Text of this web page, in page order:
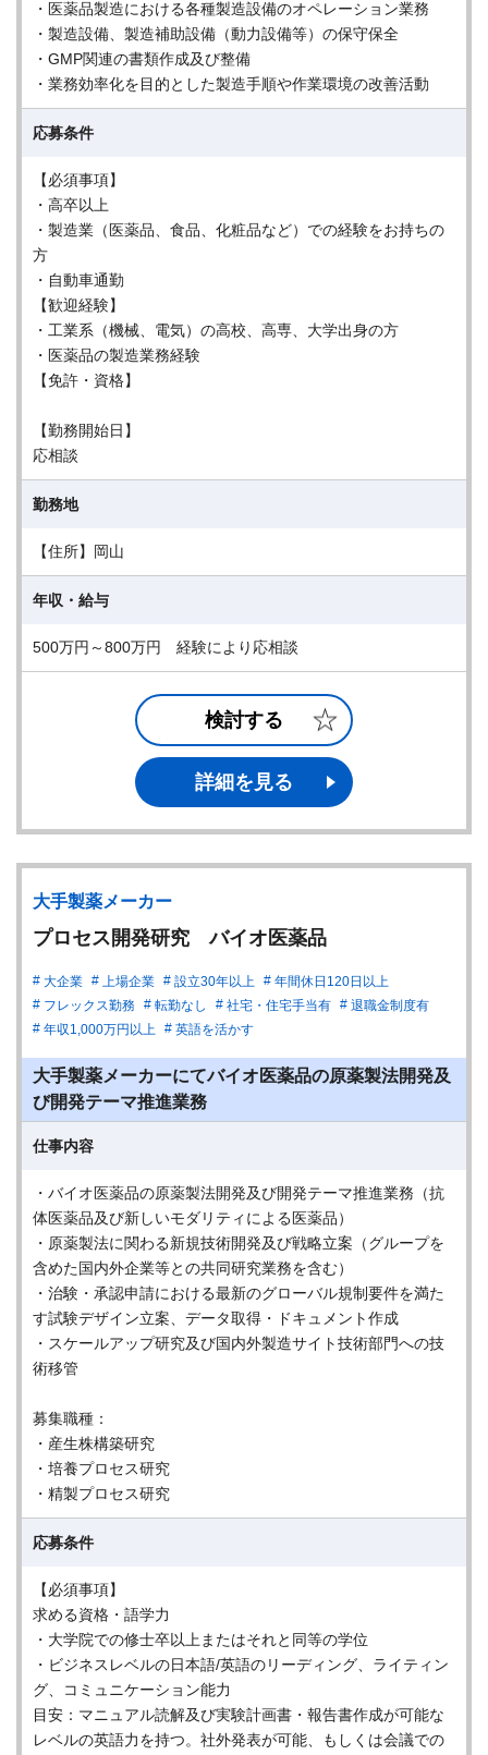
・医薬品製造における各種製造設備のオペレーション業務
・製造設備、製造補助設備（動力設備等）の保守保全
・GMP関連の書類作成及び整備
・業務効率化を目的とした製造手順や作業環境の改善活動
応募条件
【必須事項】
・高卒以上
・製造業（医薬品、食品、化粧品など）での経験をお持ちの
方
・自動車通勤
【歓迎経験】
・工業系（機械、電気）の高校、高専、大学出身の方
・医薬品の製造業務経験
【免許・資格】
【勤務開始日】
応相談
勤務地
【住所】岡山
年収・給与
500万円～800万円 経験により応相談
検討する
詳細を見る
大手製薬メーカー
プロセス開発研究 バイオ医薬品
大企業 上場企業 設立30年以上
年間休日120日以上
フレックス勤務
転勤なし 社宅・住宅手当有
退職金制度有
年収1,000万円以上
英語を活かす
大手製薬メーカーにてバイオ医薬品の原薬製法開発及
び開発テーマ推進業務
仕事内容
・バイオ医薬品の原薬製法開発及び開発テーマ推進業務（抗
体医薬品及び新しいモダリティによる医薬品）
・原薬製法に関わる新規技術開発及び戦略立案（グループを
含めた国内外企業等との共同研究業務を含む）
・治験・承認申請における最新のグローバル規制要件を満た
す試験デザイン立案、データ取得・ドキュメント作成
・スケールアップ研究及び国内外製造サイト技術部門への技
術移管
募集職種：
・産生株構築研究
・培養プロセス研究
・精製プロセス研究
応募条件
【必須事項】
求める資格・語学力
・大学院での修士卒以上またはそれと同等の学位
・ビジネスレベルの日本語/英語のリーディング、ライティン
グ、コミュニケーション能力
目安：マニュアル読解及び実験計画書・報告書作成が可能な
レベルの英語力を持つ。社外発表が可能、もしくは会議での